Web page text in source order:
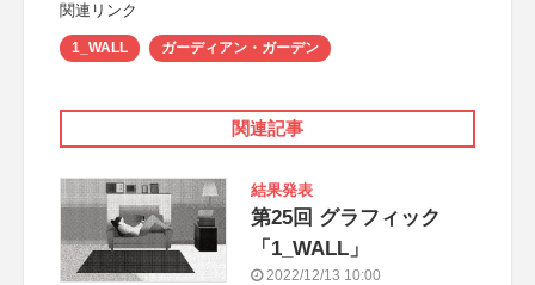
関連リンク
1_WALL ガーディアン・ガーデン
関連記事
結果発表
第25回 グラフィック
「1_WALL」
2022/12/13 10:00